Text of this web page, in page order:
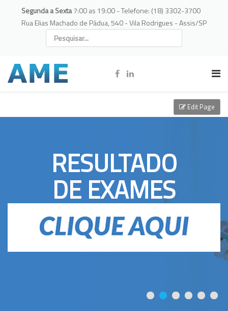
Segunda a Sexta7:00 as 19:00 - Telefone: (18) 3302-3700
Rua Elias Machado de Pádua, 540 - Vila Rodrigues - Assis/SP
RESULTADO
DE EXAMES
Edit Page